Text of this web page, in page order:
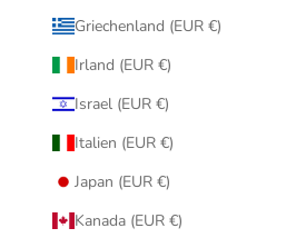
Griechenland (EUR €)
Irland (EUR €)
Israel (EUR €)
Italien (EUR €)
Japan (EUR €)
Kanada (EUR €)